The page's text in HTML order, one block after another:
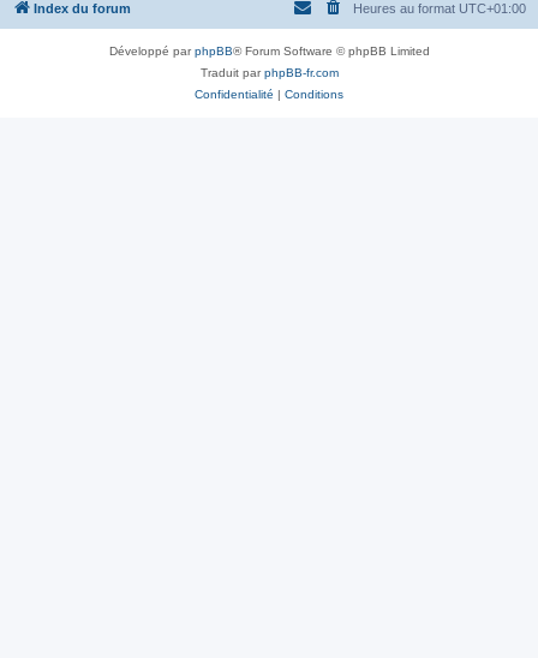
Index du forum Heures au format UTC+01:00
Développé parphpBB® Forum Software © phpBB Limited
Traduit parphpBB-fr.com
Confidentialité | Conditions